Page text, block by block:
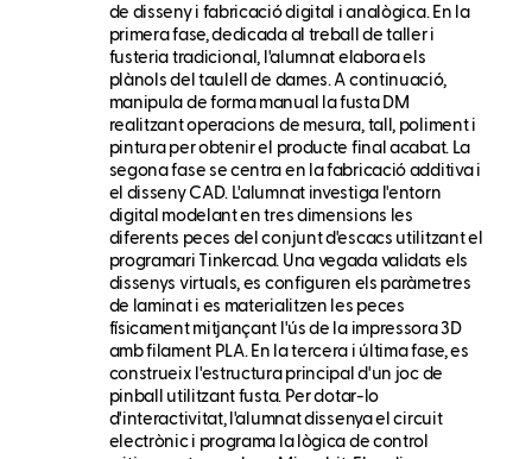
de disseny i fabricació digital i analògica. En la
primera fase, dedicada al treball de taller i
fusteria tradicional, l'alumnat elabora els
plànols del taulell de dames. A continuació,
manipula de forma manual la fusta DM
realitzant operacions de mesura, tall, poliment i
pintura per obtenir el producte final acabat. La
segona fase se centra en la fabricació additiva i
el disseny CAD. L'alumnat investiga l'entorn
digital modelant en tres dimensions les
diferents peces del conjunt d'escacs utilitzant el
programari Tinkercad. Una vegada validats els
dissenys virtuals, es configuren els paràmetres
de laminat i es materialitzen les peces
físicament mitjançant l'ús de la impressora 3D
amb filament PLA. En la tercera i última fase, es
construeix l'estructura principal d'un joc de
pinball utilitzant fusta. Per dotar-lo
d'interactivitat, l'alumnat dissenya el circuit
electrònic i programa la lògica de control